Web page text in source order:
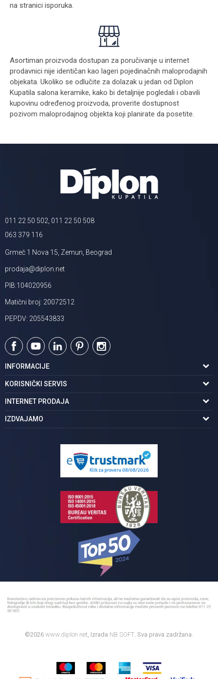
na stranici isporuka.
Asortiman proizvoda dostupan za poručivanje u internet
prodavnici nije identičan kao lageri pojedinačnih maloprodajnih
objekata. Ukoliko se odlučite za dolazak u jedan od Diplon
Kupatila salona keramike, kako bi detaljnije pogledali i obavili
kupovinu određenog proizvoda, proverite dostupnost
pozivom maloprodajnog objekta koji planirate da posetite.
011 22 50 502, 011 22 50 508
063 379 116
Grmeč 1 Nova 15, Zemun, Beograd
prodaja@diplon.net
PIB:104020956
Matični broj: 20072512
PEPDV: 205543833
INFORMACIJE
O nama
Podaci o trgovcu
Karijera | postani deo tima
KORISNIČKI SERVIS
Uslovi korišćenja
Politika privatnosti
INTERNET PRODAJA
Kako kupiti
IZDVAJAMO
Pločice za kupatilo
©2026 www.diplon.net , Izrada NB SOFT . Sva prava zadržana.